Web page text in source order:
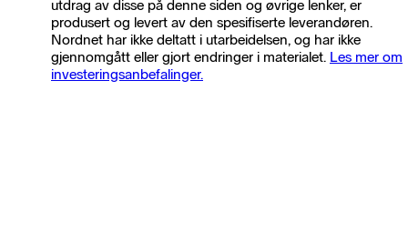
utdrag av disse på denne siden og øvrige lenker, er
produsert og levert av den spesifiserte leverandøren.
Nordnet har ikke deltatt i utarbeidelsen, og har ikke
gjennomgått eller gjort endringer i materialet. Les mer om
investeringsanbefalinger.